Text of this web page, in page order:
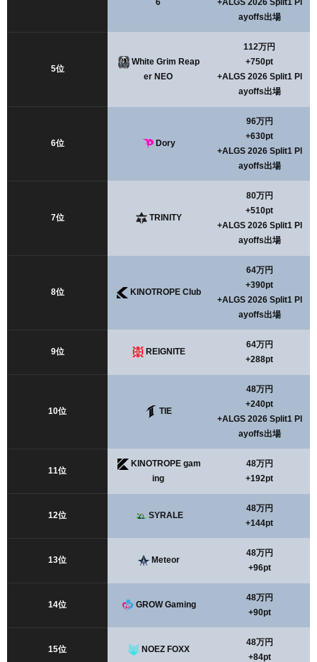
6
+ALGS 2026 Split1 Pl
ayoffs出場
5位
White Grim Reap
er NEO
112万円
+750pt
+ALGS 2026 Split1 Pl
ayoffs出場
6位 Dory
96万円
+630pt
+ALGS 2026 Split1 Pl
ayoffs出場
7位 TRINITY
80万円
+510pt
+ALGS 2026 Split1 Pl
ayoffs出場
8位 KINOTROPE Club
64万円
+390pt
+ALGS 2026 Split1 Pl
ayoffs出場
9位 REIGNITE
64万円
+288pt
10位 TIE
48万円
+240pt
+ALGS 2026 Split1 Pl
ayoffs出場
11位
KINOTROPE gam
ing
48万円
+192pt
12位 SYRALE
48万円
+144pt
13位 Meteor
48万円
+96pt
14位 GROW Gaming
48万円
+90pt
15位 NOEZ FOXX
48万円
+84pt